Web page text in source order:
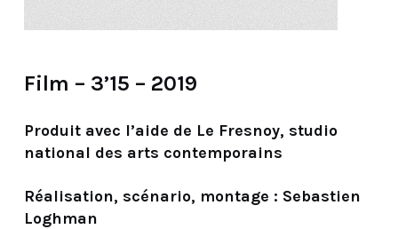
Film – 3’15 – 2019
Produit avec l’aide de Le Fresnoy, studio
national des arts contemporains
Réalisation, scénario, montage : Sebastien
Loghman